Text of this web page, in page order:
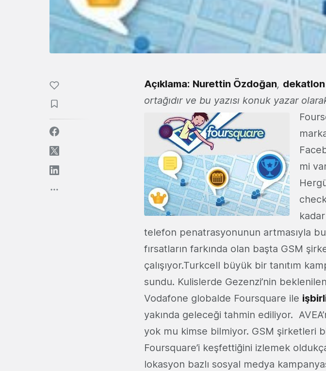
Açıklama: Nurettin Özdoğan,
ortağıdır ve bu yazısı konuk yazar
mi
telefon penatrasyonunun artmasıyla
fırsatların farkında olan başta GSM
çalışıyor.Turkcell büyük bir tanıtım
sundu. Kulislerde Gezenzi’nin
Vodafone globalde Foursquare ile
yakında geleceği tahmin ediliyor.
yok mu kimse bilmiyor. GSM şirketleri
Foursquare’i keşfettiğini izlemek
lokasyon bazlı sosyal medya